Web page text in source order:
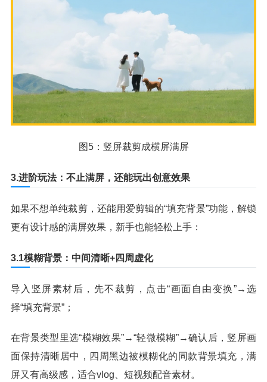
图5：竖屏裁剪成横屏满屏
3.进阶玩法：不止满屏，还能玩出创意效果
如果不想单纯裁剪，还能用爱剪辑的“填充背景”功能，解锁
更有设计感的满屏效果，新手也能轻松上手：
3.1模糊背景：中间清晰+四周虚化
导入竖屏素材后，先不裁剪，点击“画面自由变换”→选
择“填充背景”；
在背景类型里选“模糊效果”→“轻微模糊”→确认后，竖屏画
面保持清晰居中，四周黑边被模糊化的同款背景填充，满
屏又有高级感，适合vlog、短视频配音素材。